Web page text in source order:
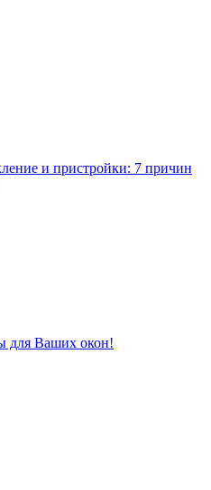
и пристройки: 7 причин
для Ваших окон!